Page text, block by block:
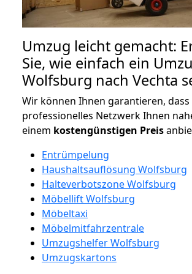
Umzug leicht gemacht:
Sie, wie einfach ein
Wolfsburg nach Vechta
Wir können Ihnen garantieren,
professionelles Netzwerk Ihnen
einem kostengünstigen Preis
Entrümpelung
Haushaltsauflösung Wolfsburg
Halteverbotszone Wolfsburg
Möbellift Wolfsburg
Möbeltaxi
Möbelmitfahrzentrale
Umzugshelfer Wolfsburg
Umzugskartons